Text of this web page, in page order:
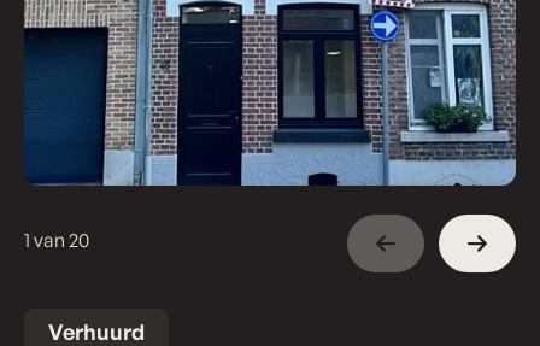
Verhuurd
1 van 20